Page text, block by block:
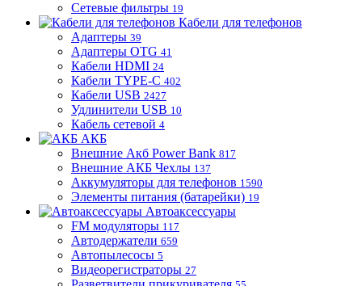
Сетевые фильтры 19
Кабели для телефонов
Адаптеры 39
Адаптеры OTG 41
Кабели HDMI 24
Кабели TYPE-C 402
Кабели USB 2427
Удлинители USB 10
Кабель сетевой 4
АКБ
Внешние Акб Power Bank 817
Внешние АКБ Чехлы 137
Аккумуляторы для телефонов 1590
Элементы питания (батарейки) 19
Автоаксессуары
FM модуляторы 117
Автодержатели 659
Автопылесосы 5
Видеорегистраторы 27